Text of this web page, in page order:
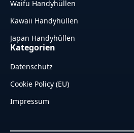
Waifu Handyhüllen
Kawaii Handyhüllen
Japan Handyhüllen
Kategorien
Datenschutz
Cookie Policy (EU)
Impressum